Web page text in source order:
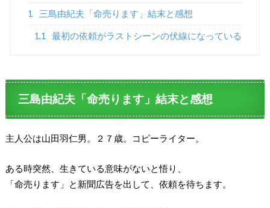
1 三島由紀夫「命売ります」結末と感想
1.1 最初の依頼がラストシーンの伏線になっている
三島由紀夫「命売ります」結末と感想
主人公は山田羽仁男。２７歳。コピーライター。
ある時突然、生きている意味がないと悟り、
「命売ります」と新聞広告を出して、依頼を待ちます。